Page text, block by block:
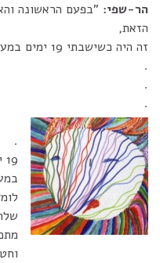
הר-שפי: "בפעם הראשונה
הזאת,
זה היה כשישבתי 19 ימים במעצר. לא לפני זה, ולא אחרי זה".
.
.
.
.